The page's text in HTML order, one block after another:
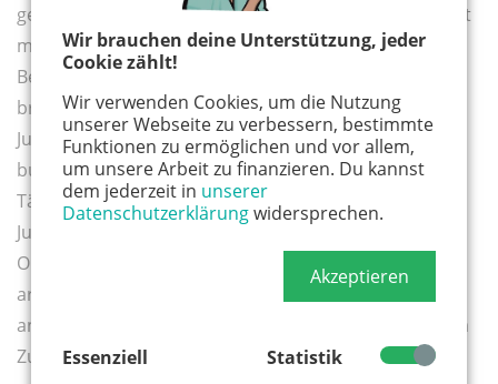
Wir brauchen deine Unterstützung, jeder
Cookie zählt!
Wir verwenden Cookies, um die Nutzung
unserer Webseite zu verbessern, bestimmte
Funktionen zu ermöglichen und vor allem,
um unsere Arbeit zu finanzieren. Du kannst
dem jederzeit in unserer
Datenschutzerklärungwidersprechen.
Akzeptieren
Essenziell
Statistik
geweckt hat, gilt es die Bedingungen für das Ehrenamt
mit der jeweiligen Stelle direkt abzuklären. Bei
Betreuungsangeboten für Kinder und Jugendliche
brauchen die Engagierten häufig einen Juleica-Schein.
Juleica steht für Jugendleiter:in-Card und gilt als
bundesweit einheitlicher Ausweis für ehrenamtlich
Tätige in der Jugendarbeit. Gleichzeitig würdigt die
Juleica das ehrenamtliche Engagement. Viele Vereine,
Organisationen und Träger, die mit jungen Menschen
arbeiten, bieten eine Juleica-Ausbildung ab 16 Jahren
an. Dabei lernen Jugendliche alles Wichtige, was sie im
Zusammenhang mit ihrem Ehrenamt brauchen.